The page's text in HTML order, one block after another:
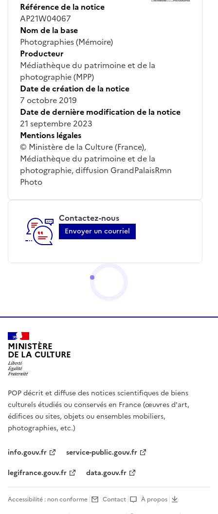
Référence de la notice
AP21W04067
Nom de la base
Photographies (Mémoire)
Producteur
Médiathèque du patrimoine et de la
photographie (MPP)
Date de création de la notice
7 octobre 2019
Date de dernière modification de la notice
21 septembre 2023
Mentions légales
© Ministère de la Culture (France),
Médiathèque du patrimoine et de la
photographie, diffusion GrandPalaisRmn
Photo
Contactez-nous
Envoyer un courriel
MINISTÈRE
DE LA CULTURE
POP décrit et diffuse des notices scientifiques de biens
culturels étudiés ou conservés en France (œuvres d'art,
édifices ou sites, objets ou ensembles mobiliers,
photographies, etc.)
info.gouv.fr
service-public.gouv.fr
legifrance.gouv.fr
data.gouv.fr
Accessibilité : non conforme Contact
À propos